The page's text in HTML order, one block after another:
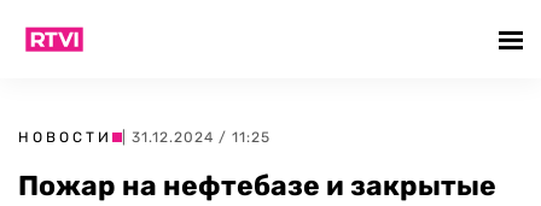
НОВОСТИ | 31.12.2024 / 11:25
Пожар на нефтебазе и закрытые